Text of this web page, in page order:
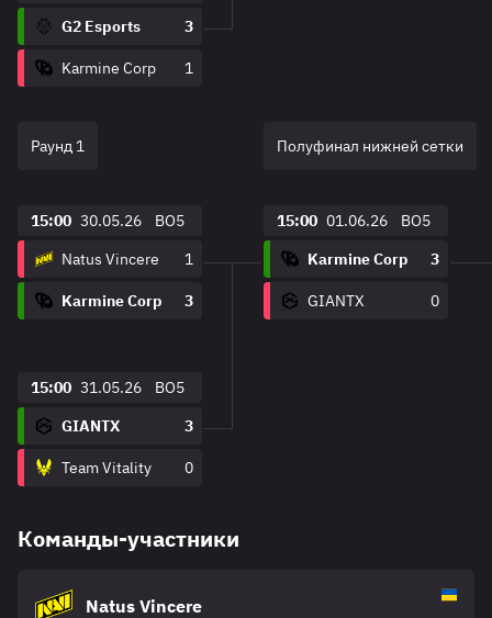
G2 Esports
3
Karmine Corp 1
Раунд 1
15:00 30.05.26
BO5
Natus Vincere
1
Karmine Corp 3
15:00 31.05.26
BO5
GIANTX
3
Team Vitality 0
Полуфинал нижней сетки
15:00 01.06.26
BO5
Karmine Corp
3
GIANTX 0
Команды-участники
Natus Vincere